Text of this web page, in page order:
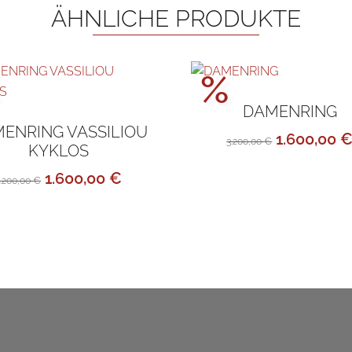
ÄHNLICHE PRODUKTE
VASSILIOU
KYKLOS
€ Ursprünglicher
1.600,00 €
% DAMENRING
3.200,00€ 1.600,00 €